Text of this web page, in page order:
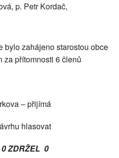
p. Petr Kordač,
bylo zahájeno starostou obce
za přítomnosti 6 členů
– přijímá
hlasovat
ZDRŽEL 0